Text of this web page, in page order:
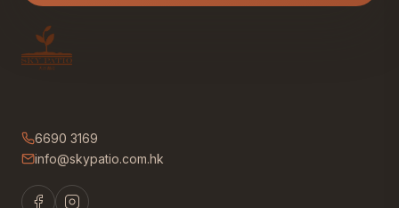
6690 3169
info@skypatio.com.hk